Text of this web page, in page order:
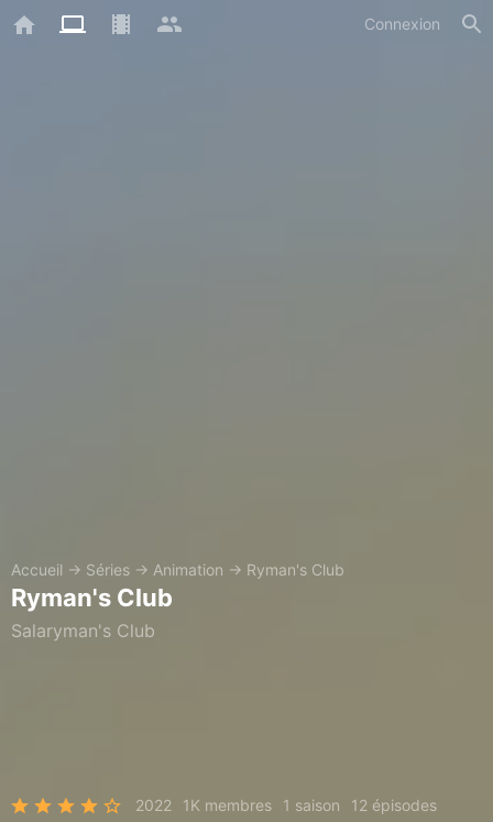
Connexion
Accueil → Séries → Animation → Ryman's Club
Ryman's Club
Salaryman's Club
2022 1K membres 1 saison 12 épisodes